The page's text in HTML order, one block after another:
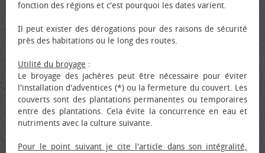
fonction des régions et c'est pourquoi les dates varient.
Il peut exister des dérogations pour des raisons de sécurité
près des habitations ou le long des routes.
Utilité du broyage :
Le broyage des jachères peut être nécessaire pour éviter
l'installation d'adventices (*) ou la fermeture du couvert. Les
couverts sont des plantations permanentes ou temporaires
entre des plantations. Cela évite la concurrence en eau et
nutriments avec la culture suivante.
Pour le point suivant je cite l'article dans son intégralité,